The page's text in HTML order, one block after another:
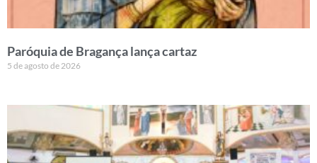
Paróquia de Bragança lança cartaz
5 de agosto de 2026